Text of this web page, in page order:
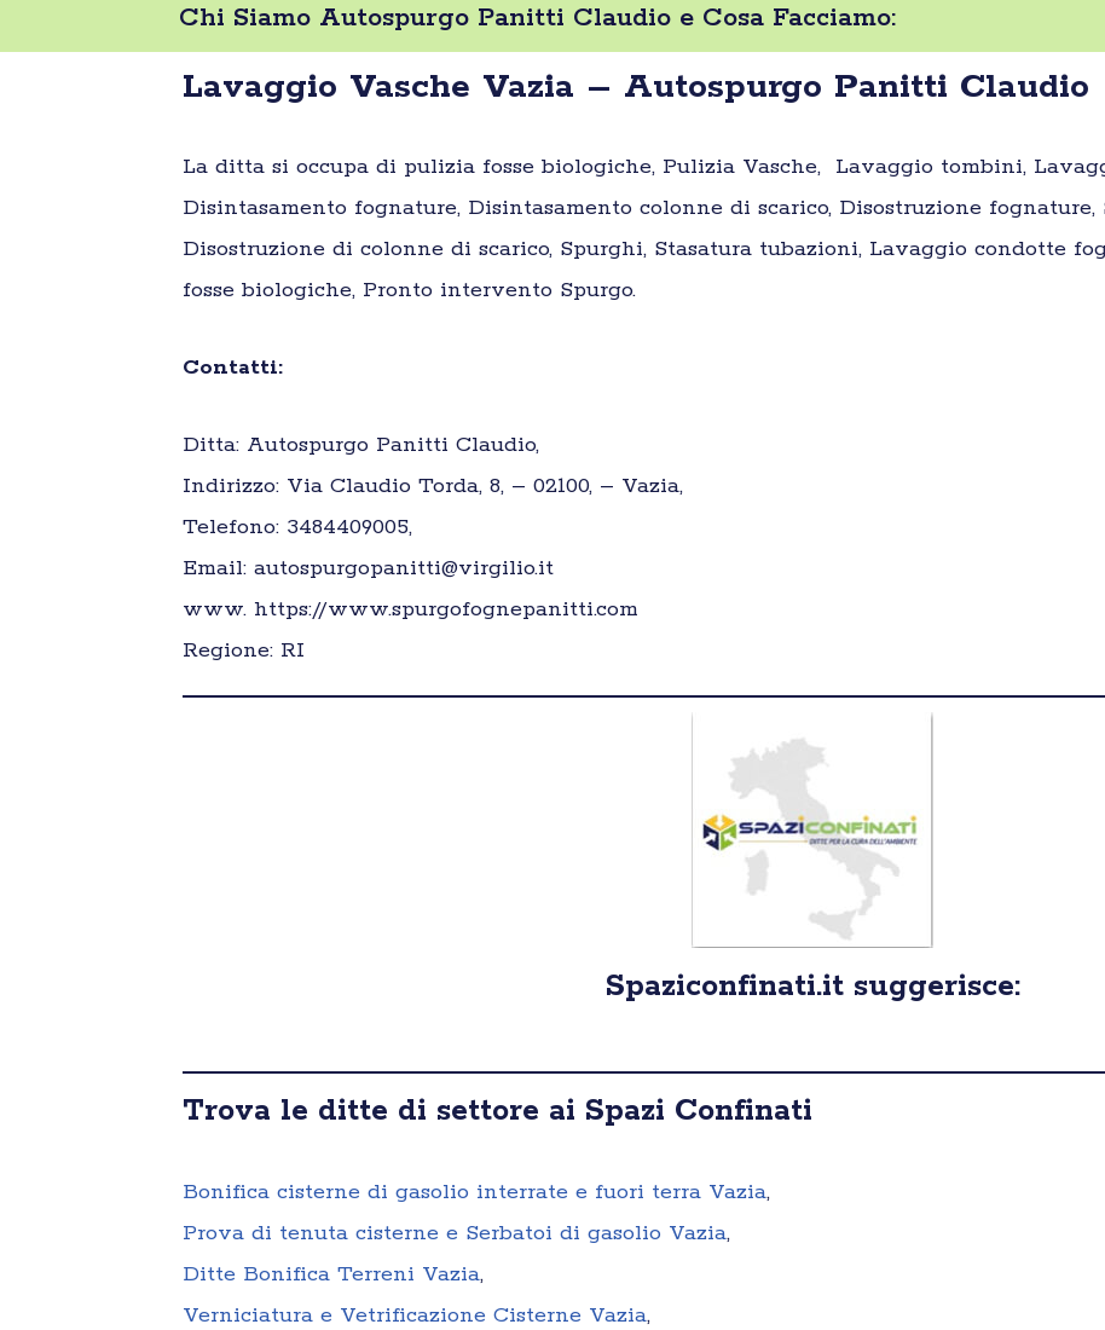
Chi Siamo Autospurgo Panitti Claudio e Cosa Facciamo:
Lavaggio Vasche Vazia – Autospurgo Panitti Claudio
La ditta si occupa di pulizia fosse biologiche, Pulizia Vasche, Lavaggio tombini,
Disintasamento fognature, Disintasamento colonne di scarico, Disostruzione
Disostruzione di colonne di scarico, Spurghi, Stasatura tubazioni, Lavaggio condotte
fosse biologiche, Pronto intervento Spurgo.
Contatti:
Ditta: Autospurgo Panitti Claudio,
Indirizzo: Via Claudio Torda, 8, – 02100, – Vazia,
Telefono: 3484409005,
Email: autospurgopanitti@virgilio.it
www. https://www.spurgofognepanitti.com
Regione: RI
Spaziconfinati.it suggerisce:
Trova le ditte di settore ai Spazi Confinati
Bonifica cisterne di gasolio interrate e fuori terra Vazia,
Prova di tenuta cisterne e Serbatoi di gasolio Vazia,
Ditte Bonifica Terreni Vazia,
Verniciatura e Vetrificazione Cisterne Vazia,